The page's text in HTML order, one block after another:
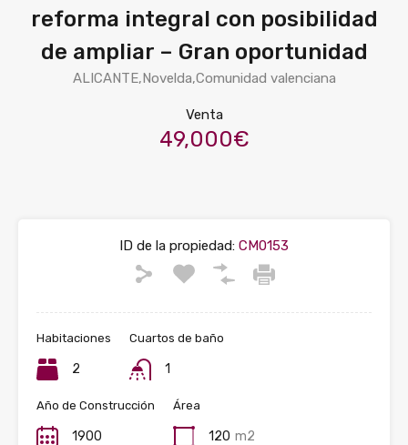
reforma integral con posibilidad
de ampliar – Gran oportunidad
ALICANTE,Novelda,Comunidad valenciana
Venta
49,000€
ID de la propiedad: CM0153
Habitaciones
2
Cuartos de baño
1
Año de Construcción
1900
Área
120 m2